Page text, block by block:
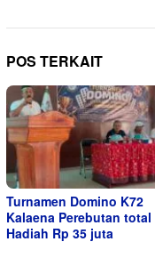
POS TERKAIT
Turnamen Domino K72
Kalaena Perebutan total
Hadiah Rp 35 juta